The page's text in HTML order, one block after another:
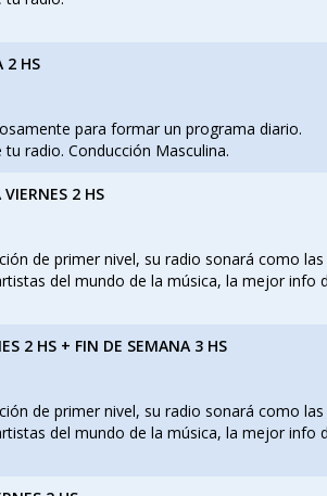
2 HS
para formar un programa diario.
radio. Conducción Masculina.
VIERNES 2 HS
de primer nivel, su radio sonará como
del mundo de la música, la mejor info
2 HS + FIN DE SEMANA 3 HS
de primer nivel, su radio sonará como
del mundo de la música, la mejor info